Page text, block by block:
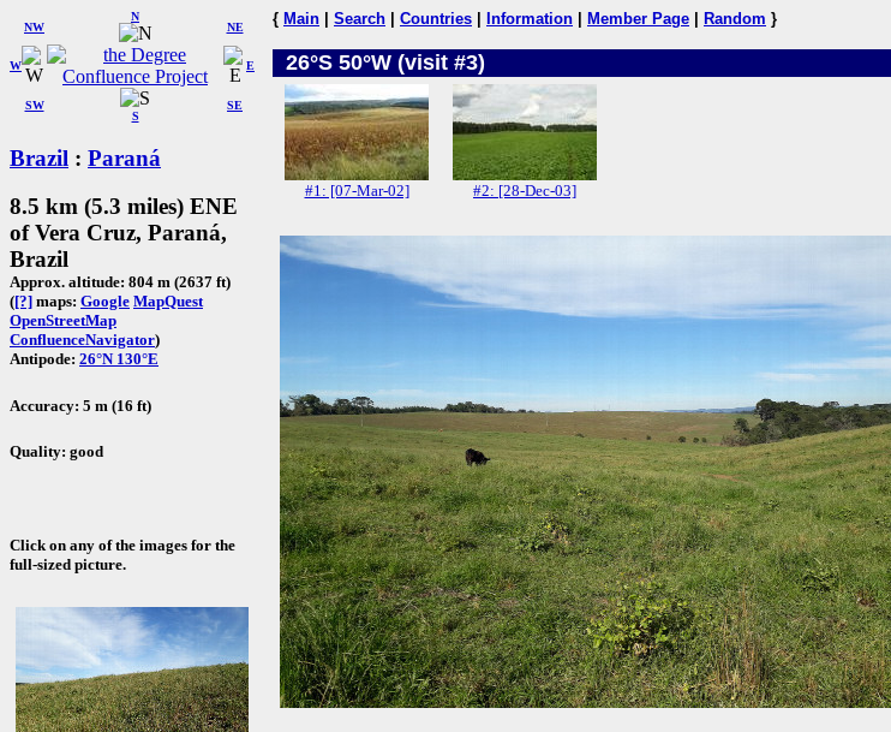
W
NW
N
NE
SW
S
SE
E
Brazil : Paraná
8.5 km (5.3 miles) ENE
of Vera Cruz, Paraná,
Brazil
Approx. altitude: 804 m (2637 ft)
([?] maps: Google MapQuest
OpenStreetMap
ConfluenceNavigator)
Antipode: 26°N 130°E
Accuracy: 5 m (16 ft)
Quality: good
Click on any of the images for the
full-sized picture.
{ Main Search Countries Information Member Page Random }
26°S 50°W (visit #3)
#1: [07-Mar-02] #2: [28-Dec-03]